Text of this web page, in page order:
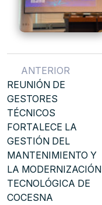
ANTERIOR
REUNIÓN DE
GESTORES
TÉCNICOS
FORTALECE LA
GESTIÓN DEL
MANTENIMIENTO Y
LA MODERNIZACIÓN
TECNOLÓGICA DE
COCESNA